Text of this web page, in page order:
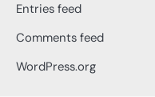
Entries feed
Comments feed
WordPress.org